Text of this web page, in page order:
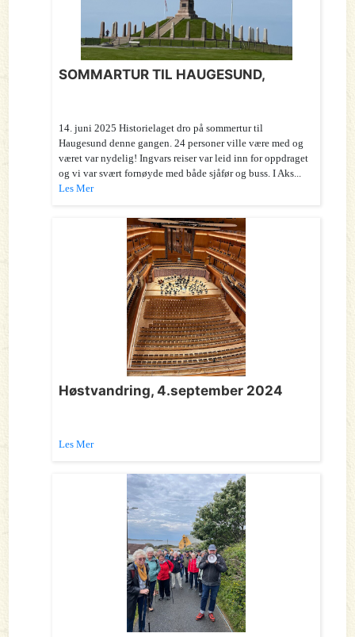
SOMMARTUR TIL HAUGESUND,
14. juni 2025 Historielaget dro på sommertur til
Haugesund denne gangen. 24 personer ville være med og
været var nydelig! Ingvars reiser var leid inn for oppdraget
og vi var svært fornøyde med både sjåfør og buss. I Aks...
Les Mer
Høstvandring, 4.september 2024
Les Mer